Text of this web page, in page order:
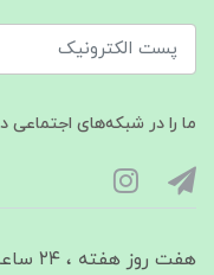
ما را در شبکه‌های اجتماعی
هفت